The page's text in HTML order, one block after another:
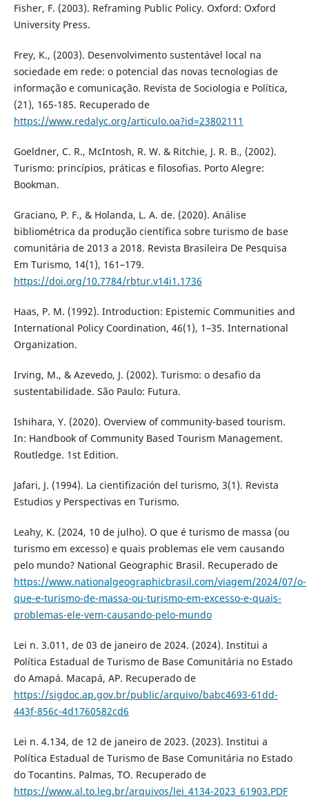
Fisher, F. (2003). Reframing Public Policy. Oxford: Oxford
University Press.
Frey, K., (2003). Desenvolvimento sustentável local na
sociedade em rede: o potencial das novas tecnologias de
informação e comunicação. Revista de Sociologia e Política,
(21), 165-185. Recuperado de
https://www.redalyc.org/articulo.oa?id=23802111
Goeldner, C. R., McIntosh, R. W. & Ritchie, J. R. B., (2002).
Turismo: princípios, práticas e filosofias. Porto Alegre:
Bookman.
Graciano, P. F., & Holanda, L. A. de. (2020). Análise
bibliométrica da produção científica sobre turismo de base
comunitária de 2013 a 2018. Revista Brasileira De Pesquisa
Em Turismo, 14(1), 161–179.
https://doi.org/10.7784/rbtur.v14i1.1736
Haas, P. M. (1992). Introduction: Epistemic Communities and
International Policy Coordination, 46(1), 1–35. International
Organization.
Irving, M., & Azevedo, J. (2002). Turismo: o desafio da
sustentabilidade. São Paulo: Futura.
Ishihara, Y. (2020). Overview of community-based tourism.
In: Handbook of Community Based Tourism Management.
Routledge. 1st Edition.
Jafari, J. (1994). La cientifización del turismo, 3(1). Revista
Estudios y Perspectivas en Turismo.
Leahy, K. (2024, 10 de julho). O que é turismo de massa (ou
turismo em excesso) e quais problemas ele vem causando
pelo mundo? National Geographic Brasil. Recuperado de
https://www.nationalgeographicbrasil.com/viagem/2024/07/o-
que-e-turismo-de-massa-ou-turismo-em-excesso-e-quais-
problemas-ele-vem-causando-pelo-mundo
Lei n. 3.011, de 03 de janeiro de 2024. (2024). Institui a
Política Estadual de Turismo de Base Comunitária no Estado
do Amapá. Macapá, AP. Recuperado de
https://sigdoc.ap.gov.br/public/arquivo/babc4693-61dd-
443f-856c-4d1760582cd6
Lei n. 4.134, de 12 de janeiro de 2023. (2023). Institui a
Política Estadual de Turismo de Base Comunitária no Estado
do Tocantins. Palmas, TO. Recuperado de
https://www.al.to.leg.br/arquivos/lei_4134-2023_61903.PDF